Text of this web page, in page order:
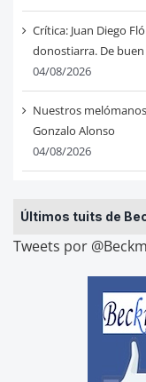
Crítica: Juan Diego
donostiarra. De
04/08/2026
Nuestros
Gonzalo Alonso
04/08/2026
Últimos tuits de
Tweets por